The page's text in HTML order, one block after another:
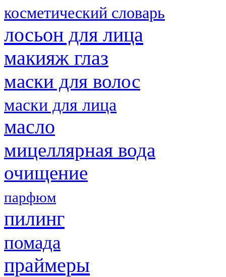
косметический словарь
лосьон для лица
макияж глаз
маски для волос
маски для лица
масло
мицеллярная вода
очищение
парфюм
пилинг
помада
праймеры